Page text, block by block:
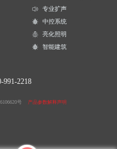
专业扩声
中控系统
亮化照明
智能建筑
991-2218
号 产品参数解释声明